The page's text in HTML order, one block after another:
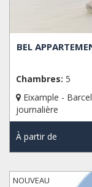
BEL
Chambres: 5
Eixample -
journalière
À partir de
NOUVEAU